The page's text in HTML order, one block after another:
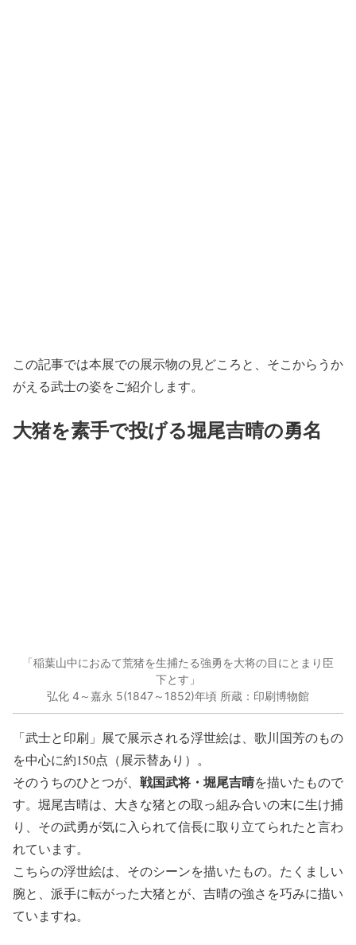
この記事では本展での展示物の見どころと、そこからうか
がえる武士の姿をご紹介します。
大猪を素手で投げる堀尾吉晴の勇名
「稲葉山中におゐて荒猪を生捕たる強勇を大将の目にとまり臣
下とす」
弘化 4～嘉永 5(1847～1852)年頃 所蔵：印刷博物館
「武士と印刷」展で展示される浮世絵は、歌川国芳のもの
を中心に約150点（展示替あり）。
そのうちのひとつが、 戦国武将・堀尾吉晴を描いたもので
す。堀尾吉晴は、大きな猪との取っ組み合いの末に生け捕
り、その武勇が気に入られて信長に取り立てられたと言わ
れています。
こちらの浮世絵は、そのシーンを描いたもの。たくましい
腕と、派手に転がった大猪とが、吉晴の強さを巧みに描い
ていますね。